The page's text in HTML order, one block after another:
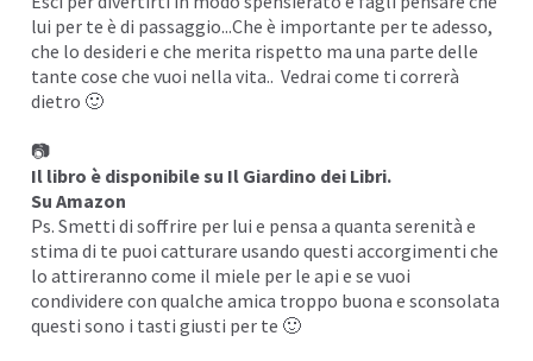
lui per te è di passaggio...Che è importante per te adesso,
che lo desideri e che merita rispetto ma una parte delle
tante cose che vuoi nella vita.. Vedrai come ti correrà
dietro 🙂
📷
Il libro è disponibile su Il Giardino dei Libri.
Su Amazon
Ps. Smetti di soffrire per lui e pensa a quanta serenità e
stima di te puoi catturare usando questi accorgimenti che
lo attireranno come il miele per le api e se vuoi
condividere con qualche amica troppo buona e sconsolata
questi sono i tasti giusti per te 🙂